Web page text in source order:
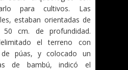
para cultivos. Las
estaban orientadas de
cm. de profundidad.
el terreno con
púas, y colocado un
de bambú, indicó el